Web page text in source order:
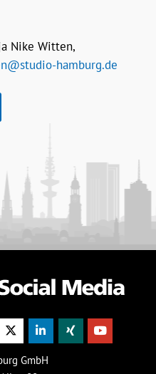
Nike Witten,
hamburg.de
GmbH